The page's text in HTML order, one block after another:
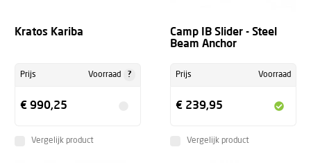
Kratos Kariba
Prijs Voorraad ?
€ 990,25
Vergelijk product
Camp IB Slider - Steel
Beam Anchor
Prijs Voorraad
€ 239,95
Vergelijk product